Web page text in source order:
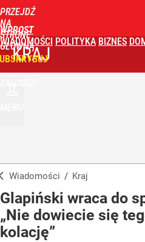
PRZEJDŹ
NA
STRONĘ
GŁÓWNĄ
WPROST
WIADOMOŚCI POLITYKA BIZNES
KRAJ
Wiadomości / Kraj
Glapiński wraca do
„Nie dowiecie się
kolację”